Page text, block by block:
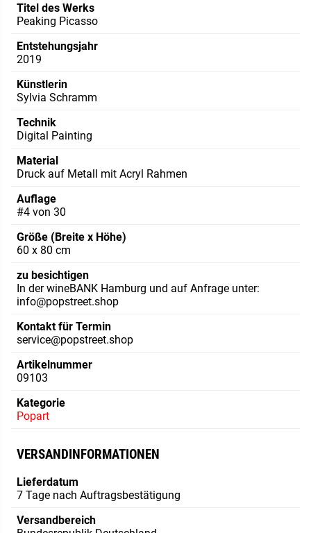
Titel des Werks
Peaking Picasso
Entstehungsjahr
2019
Künstlerin
Sylvia Schramm
Technik
Digital Painting
Material
Druck auf Metall mit Acryl Rahmen
Auflage
#4 von 30
Größe (Breite x Höhe)
60 x 80 cm
zu besichtigen
In der wineBANK Hamburg und auf Anfrage unter:
info@popstreet.shop
Kontakt für Termin
service@popstreet.shop
Artikelnummer
09103
Kategorie
Popart
VERSANDINFORMATIONEN
Lieferdatum
7 Tage nach Auftragsbestätigung
Versandbereich